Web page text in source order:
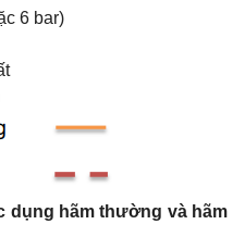
6 bar)
dụng hãm thường và hãm